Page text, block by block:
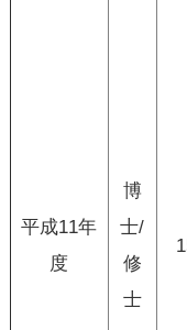
平成11年
度
博
士/
修
士